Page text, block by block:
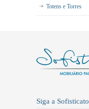
Totens e Torres
Siga a Sofisticato